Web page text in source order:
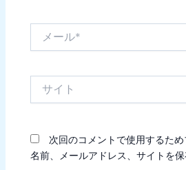
次回のコメントで使用するた
名前、メールアドレス、サイトを保